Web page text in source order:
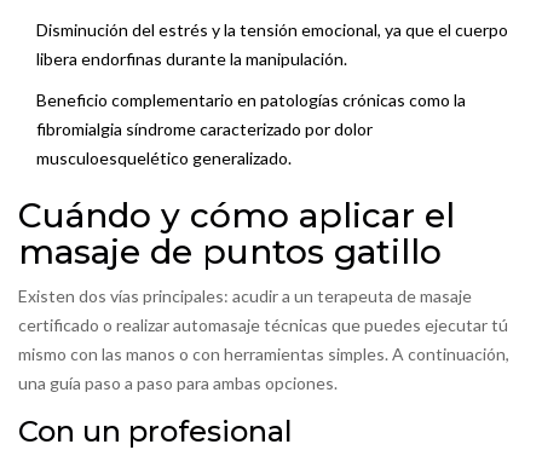
Disminución del estrés y la tensión emocional, ya que el cuerpo
libera endorfinas durante la manipulación.
Beneficio complementario en patologías crónicas como la
fibromialgia síndrome caracterizado por dolor
musculoesquelético generalizado.
Cuándo y cómo aplicar el
masaje de puntos gatillo
Existen dos vías principales: acudir a un terapeuta de masaje
certificado o realizarautomasajetécnicas que puedes ejecutar tú
mismo con las manos o con herramientas simples. A continuación,
una guía paso a paso para ambas opciones.
Con un profesional